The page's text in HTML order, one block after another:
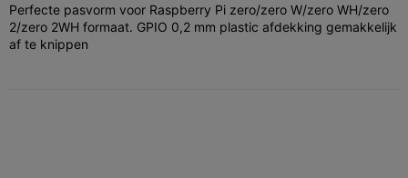
Perfecte pasvorm voor Raspberry Pi zero/zero W/zero WH/zero
2/zero 2WH formaat. GPIO 0,2 mm plastic afdekking gemakkelijk
af te knippen